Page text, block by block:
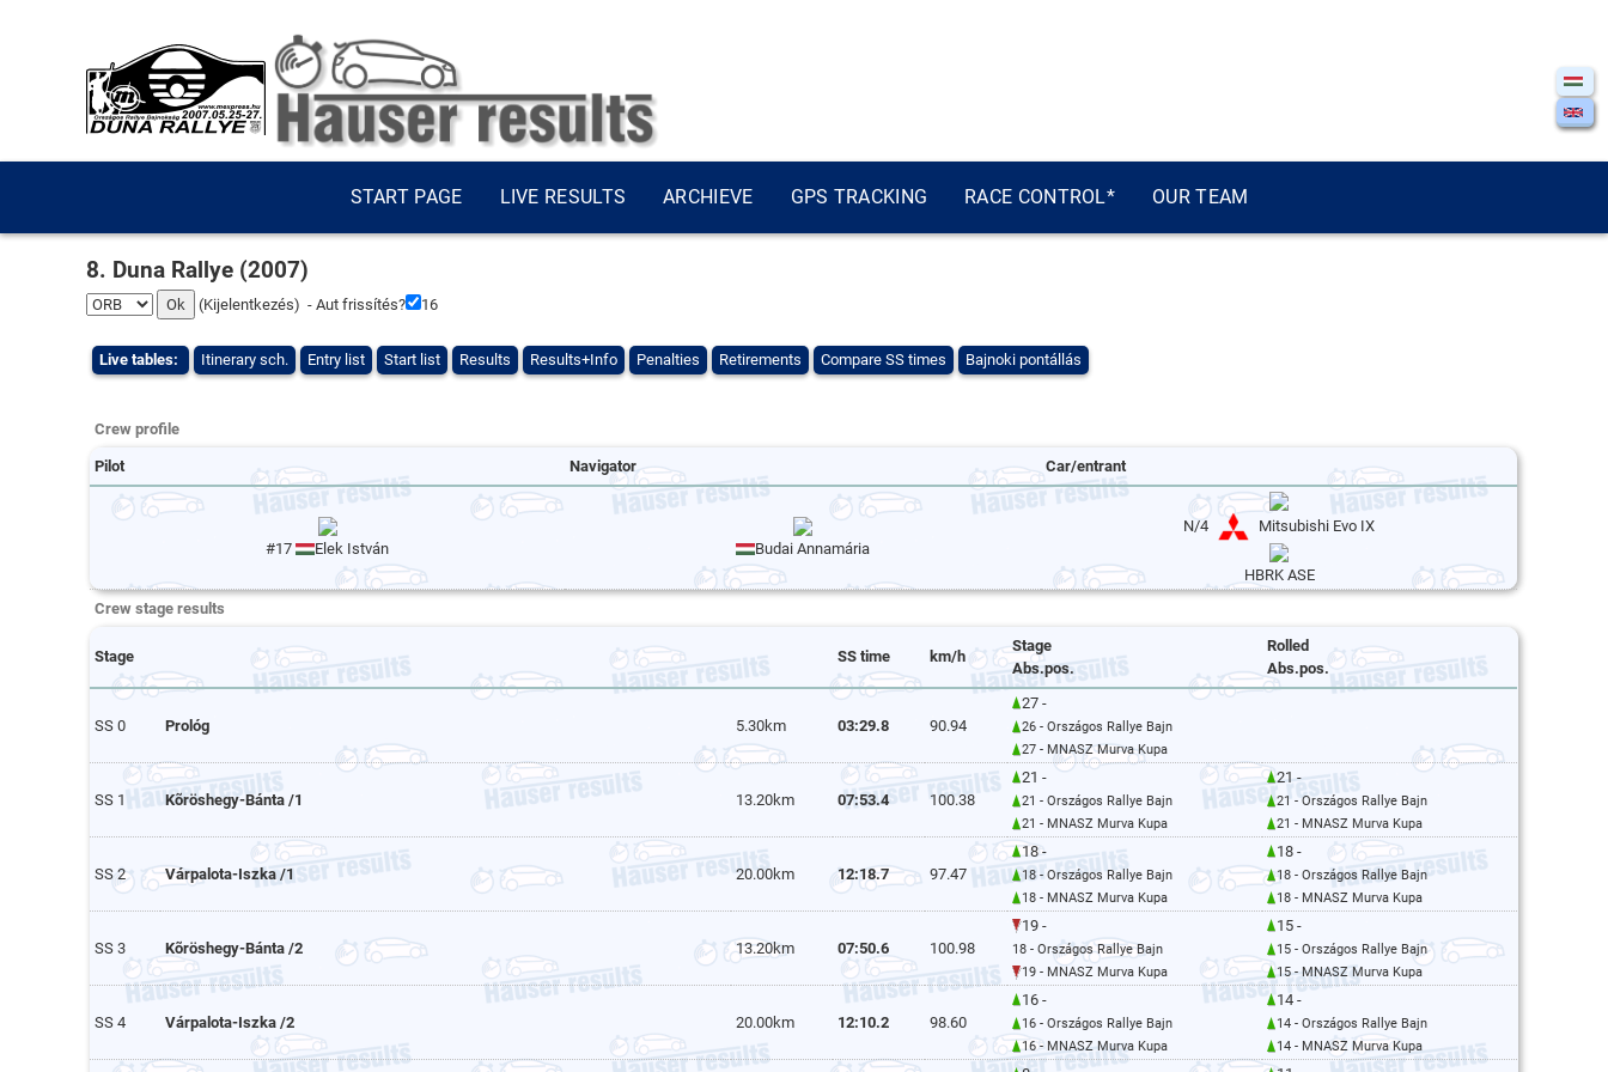
START PAGE LIVE RESULTS ARCHIEVE GPS TRACKING RACE CONTROL* OUR TEAM
8. Duna Rallye (2007)
(Kijelentkezés) - Aut frissítés? 16
Live tables: Itinerary sch. Entry list Start list Results Results+Info Penalties Retirements Compare SS times Bajnoki pontállás
Crew profile
Pilot Navigator Car/entrant
#17 Elek István Budai Annamária
N/4 Mitsubishi Evo IX
HBRK ASE
Crew stage results
Stage SS time km/h
Stage
Abs.pos.
Rolled
Abs.pos.
SS 0 Prológ 5.30km 03:29.8 90.94
27 -
26 - Országos Rallye Bajn
27 - MNASZ Murva Kupa
SS 1 Kõröshegy-Bánta /1 13.20km 07:53.4 100.38
21 -
21 - Országos Rallye Bajn
21 - MNASZ Murva Kupa
21 -
21 - Országos Rallye Bajn
21 - MNASZ Murva Kupa
SS 2 Várpalota-Iszka /1 20.00km 12:18.7 97.47
18 -
18 - Országos Rallye Bajn
18 - MNASZ Murva Kupa
18 -
18 - Országos Rallye Bajn
18 - MNASZ Murva Kupa
SS 3 Kõröshegy-Bánta /2 13.20km 07:50.6 100.98
19 -
18 - Országos Rallye Bajn
19 - MNASZ Murva Kupa
15 -
15 - Országos Rallye Bajn
15 - MNASZ Murva Kupa
SS 4 Várpalota-Iszka /2 20.00km 12:10.2 98.60
16 -
16 - Országos Rallye Bajn
16 - MNASZ Murva Kupa
14 -
14 - Országos Rallye Bajn
14 - MNASZ Murva Kupa